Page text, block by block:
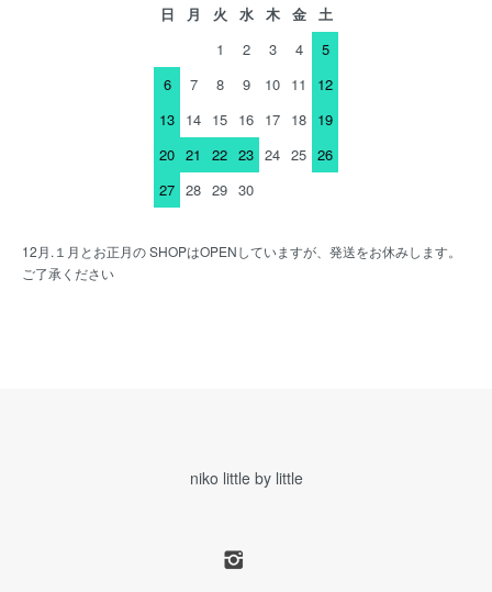
日 月 火 水 木 金
土
1
2 3 4
5
6
7 8 9 10 11
12
13 14 15 16 17 18 19
20 21 22 23 24 25 26
27 28 29 30
12月.１月とお正月の SHOPはOPENしていますが、発送をお休みします。
ご了承ください
niko little by little